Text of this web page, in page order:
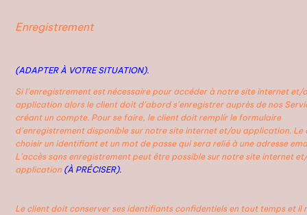
Enregistrement
(ADAPTER À VOTRE SITUATION).
Si l’enregistrement est nécessaire pour accéder à notre site internet et/
application alors le client doit d’abord s’enregistrer auprès de nos
créant un compte. Pour se faire, le client doit remplir le formulaire
d’enregistrement disponible sur notre site internet et/ou application. Le
choisir un identifiant et un mot de passe qui sera relié à une adresse
L’accès sans enregistrement peut être possible sur notre site internet
application (À PRÉCISER).
Le client doit conserver ses identifiants confidentiels en tout temps et il